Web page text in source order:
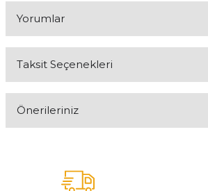
Yorumlar
Taksit Seçenekleri
Önerileriniz
tarafımıza iletebilirsiniz.
Görüş ve önerileriniz için teşekkür ederiz.